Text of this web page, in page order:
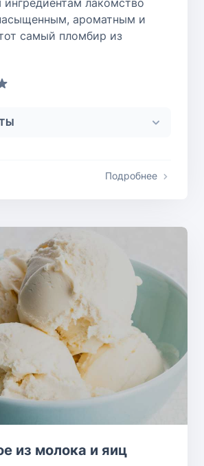
ароматным и
самый пломбир из
Подробнее
из молока и яиц